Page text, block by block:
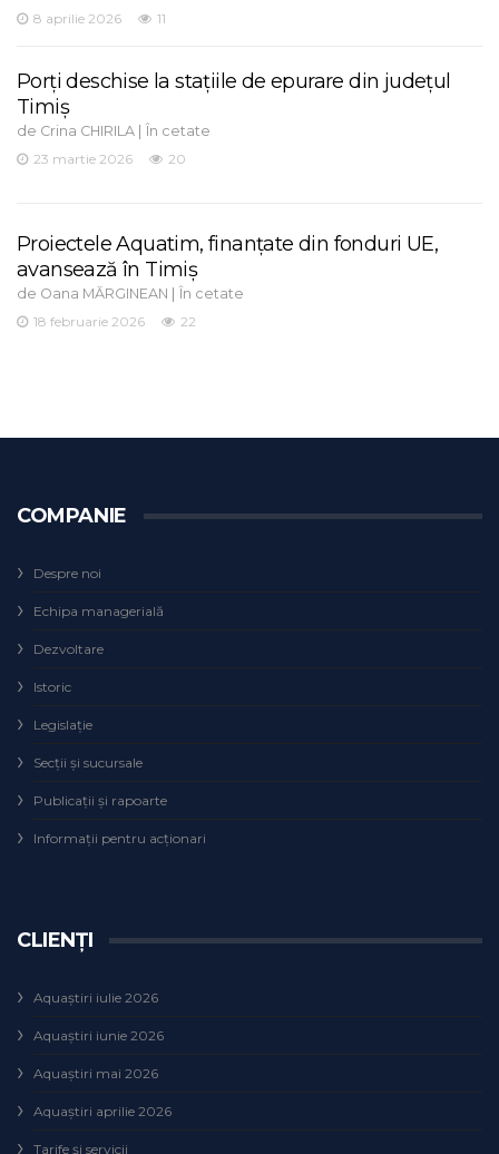
8 aprilie 2026
11
Porți deschise la stațiile de epurare din județul
Timiș
de Crina CHIRILA | În cetate
23 martie 2026
20
Proiectele Aquatim, finanțate din fonduri UE,
avansează în Timiș
de Oana MĂRGINEAN | În cetate
18 februarie 2026
22
COMPANIE
Despre noi
Echipa managerială
Dezvoltare
Istoric
Legislaţie
Secţii şi sucursale
Publicații și rapoarte
Informații pentru acționari
CLIENȚI
Aquaștiri iulie 2026
Aquaștiri iunie 2026
Aquaștiri mai 2026
Aquaștiri aprilie 2026
Tarife și servicii